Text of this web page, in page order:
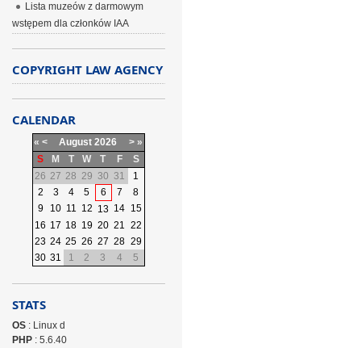
Lista muzeów z darmowym
wstępem dla członków IAA
COPYRIGHT LAW AGENCY
CALENDAR
« < August 2026 > »
S
M T W T F
S
26 27 28 29 30 31
1
2
3 4 5 6 7
8
9
10 11 12 13 14 15
16 17 18 19 20 21 22
23 24 25 26 27 28 29
30 31 1 2 3 4 5
STATS
OS: Linux d
PHP: 5.6.40